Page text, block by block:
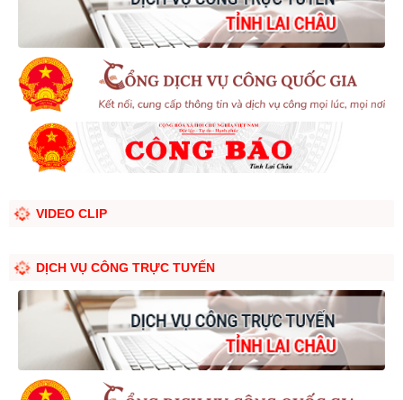
VIDEO CLIP
DỊCH VỤ CÔNG TRỰC TUYẾN